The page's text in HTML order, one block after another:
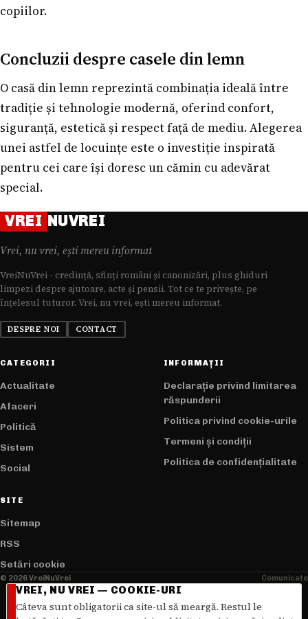
copiilor.
Concluzii despre casele din lemn
O casă din lemn reprezintă combinația ideală între
tradiție și tehnologie modernă, oferind confort,
siguranță, estetică și respect față de mediu. Alegerea
unei astfel de locuințe este o investiție inspirată
pentru cei care își doresc un cămin cu adevărat
special.
VREI NUVREI
Vrei, nu vrei, ești mereu informat
VreiNuVrei - credință, sfinți români și canonizări, plus ghiduri
limpezi despre ajutoare, acte și pensii. Tot ce te privește, pe
înțelesul tuturor. Vrei, nu vrei, ești mereu informat.
DESPRE NOI CONTACT
CATEGORII
Actualitate
Afaceri
Politică
Sistem
Social
INFORMAȚII
Declarație privind limitarea
răspunderii
Politica privind cookie-urile
Termeni și condiții
Politica de confidențialitate
SITE
Sitemap
RSS
Setări cookie
© 2026 VreiNuVrei Comunicate
VREI, NU VREI — COOKIE-URI
Câteva sunt obligatorii ca site-ul să meargă. Restul le